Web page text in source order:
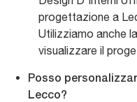
progettazione a
Utilizziamo anche
visualizzare il
Posso
Lecco?